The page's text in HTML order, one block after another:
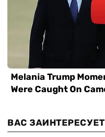
ВАС ЗАИНТЕРЕСУЕТ